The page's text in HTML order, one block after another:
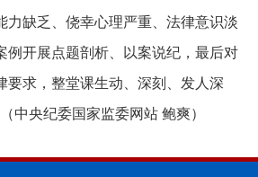
力缺乏、侥幸心理严重、法律意识淡
例开展点题剖析、以案说纪，最后对
要求，整堂课生动、深刻、发人深
中央纪委国家监委网站 鲍爽）